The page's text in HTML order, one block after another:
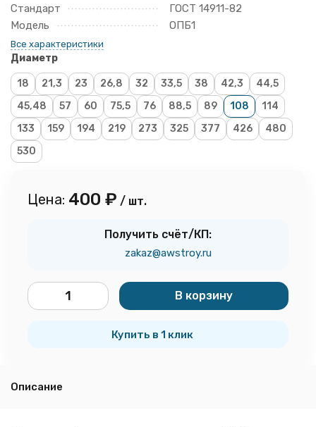
Стандарт
ГОСТ 14911-82
Модель
ОПБ1
Все характеристики
Диаметр
18 21,3 23 26,8 32 33,5 38 42,3
44,5
45,48
57 60 75,5 76 88,5 89 108
114
133
159 194 219 273 325 377 426
480
530
Цена: 400 ₽ / шт.
Получить счёт/КП:
zakaz@awstroy.ru
В корзину
Купить в 1 клик
Описание